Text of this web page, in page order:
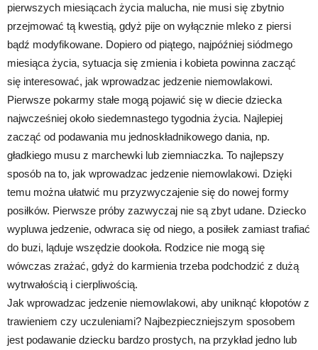
pierwszych miesiącach życia malucha, nie musi się zbytnio
przejmować tą kwestią, gdyż pije on wyłącznie mleko z piersi
bądź modyfikowane. Dopiero od piątego, najpóźniej siódmego
miesiąca życia, sytuacja się zmienia i kobieta powinna zacząć
się interesować, jak wprowadzac jedzenie niemowlakowi.
Pierwsze pokarmy stałe mogą pojawić się w diecie dziecka
najwcześniej około siedemnastego tygodnia życia. Najlepiej
zacząć od podawania mu jednoskładnikowego dania, np.
gładkiego musu z marchewki lub ziemniaczka. To najlepszy
sposób na to, jak wprowadzac jedzenie niemowlakowi. Dzięki
temu można ułatwić mu przyzwyczajenie się do nowej formy
posiłków. Pierwsze próby zazwyczaj nie są zbyt udane. Dziecko
wypluwa jedzenie, odwraca się od niego, a posiłek zamiast trafiać
do buzi, ląduje wszędzie dookoła. Rodzice nie mogą się
wówczas zrażać, gdyż do karmienia trzeba podchodzić z dużą
wytrwałością i cierpliwością.
Jak wprowadzac jedzenie niemowlakowi, aby uniknąć kłopotów z
trawieniem czy uczuleniami? Najbezpieczniejszym sposobem
jest podawanie dziecku bardzo prostych, na przykład jedno lub